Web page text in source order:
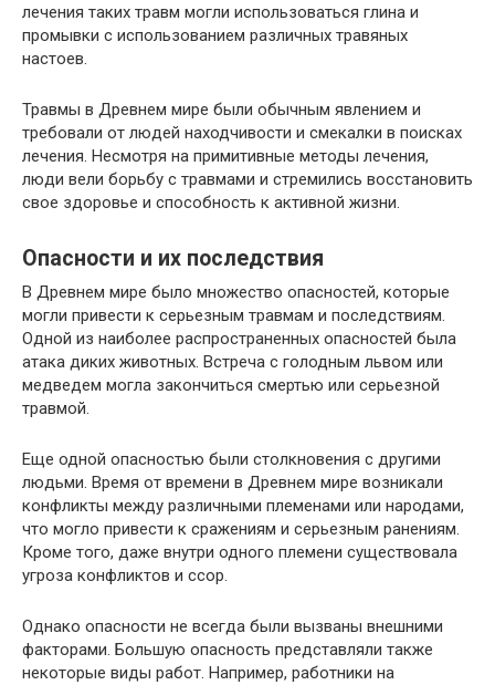
лечения таких травм могли использоваться глина и
промывки с использованием различных травяных
настоев.
Травмы в Древнем мире были обычным явлением и
требовали от людей находчивости и смекалки в поисках
лечения. Несмотря на примитивные методы лечения,
люди вели борьбу с травмами и стремились восстановить
свое здоровье и способность к активной жизни.
Опасности и их последствия
В Древнем мире было множество опасностей, которые
могли привести к серьезным травмам и последствиям.
Одной из наиболее распространенных опасностей была
атака диких животных. Встреча с голодным львом или
медведем могла закончиться смертью или серьезной
травмой.
Еще одной опасностью были столкновения с другими
людьми. Время от времени в Древнем мире возникали
конфликты между различными племенами или народами,
что могло привести к сражениям и серьезным ранениям.
Кроме того, даже внутри одного племени существовала
угроза конфликтов и ссор.
Однако опасности не всегда были вызваны внешними
факторами. Большую опасность представляли также
некоторые виды работ. Например, работники на